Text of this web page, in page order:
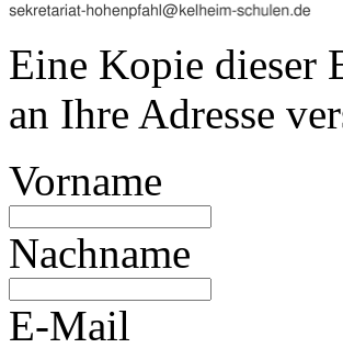
Eine Kopie dieser
an Ihre Adresse
Vorname
Nachname
E-Mail